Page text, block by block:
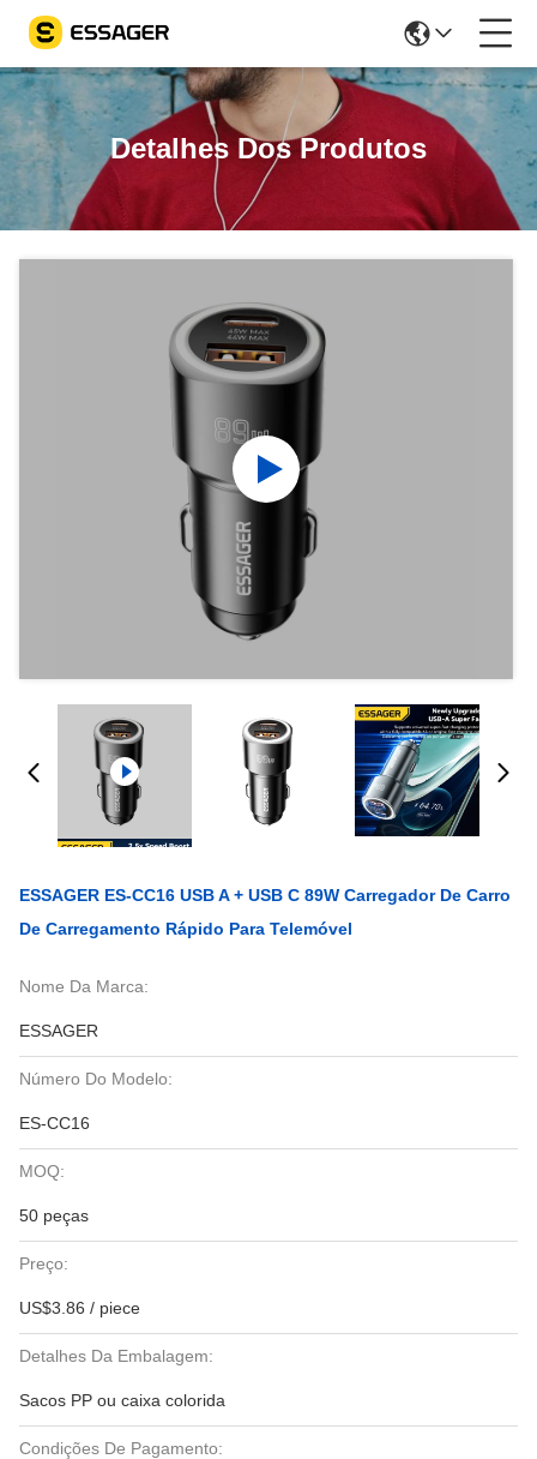
Detalhes Dos Produtos
ESSAGER ES-CC16 USB A + USB C 89W Carregador De Carro
De Carregamento Rápido Para Telemóvel
Nome Da Marca:
ESSAGER
Número Do Modelo:
ES-CC16
MOQ:
50 peças
Preço:
US$3.86 / piece
Detalhes Da Embalagem:
Sacos PP ou caixa colorida
Condições De Pagamento: